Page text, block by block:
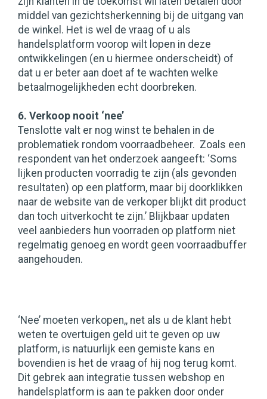
middel van gezichtsherkenning bij de uitgang van
de winkel. Het is wel de vraag of u als
handelsplatform voorop wilt lopen in deze
ontwikkelingen (en u hiermee onderscheidt) of
dat u er beter aan doet af te wachten welke
betaalmogelijkheden echt doorbreken.
6. Verkoop nooit ‘nee’
Tenslotte valt er nog winst te behalen in de
problematiek rondom voorraadbeheer. Zoals een
respondent van het onderzoek aangeeft: ‘Soms
lijken producten voorradig te zijn (als gevonden
resultaten) op een platform, maar bij doorklikken
naar de website van de verkoper blijkt dit product
dan toch uitverkocht te zijn.’ Blijkbaar updaten
veel aanbieders hun voorraden op platform niet
regelmatig genoeg en wordt geen voorraadbuffer
aangehouden.
‘Nee’ moeten verkopen,, net als u de klant hebt
weten te overtuigen geld uit te geven op uw
platform, is natuurlijk een gemiste kans en
bovendien is het de vraag of hij nog terug komt.
Dit gebrek aan integratie tussen webshop en
handelsplatform is aan te pakken door onder